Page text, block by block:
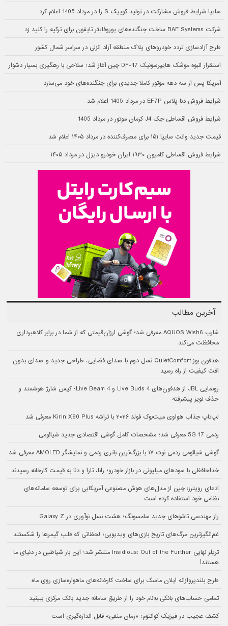
سایپا شرایط فروش مشارکت در تولید کوییک S را در مرداد 1405 اعلام کرد
شرکت BAE Systems ساخت جنگنده‌های یوروفایتر تایفون برای ترکیه را کلید زد
طرح آزادسازی تردد خودروهای پلاک منطقه آزاد انزلی در سراسر شمال کشور
استقرار انبوه موشک هایپرسونیک DF-17 چین آغاز شد؛ سلاحی با رهگیری بسیار دشوار
آمریکا پس از سه دهه موتور کاملا جدیدی برای جنگنده‌های خود می‌سازد
شرایط فروش دنا پلاس EF7P در مرداد 1405 اعلام شد
شرایط فروش اقساطی جک J4 کرمان موتور در مرداد 1405
قیمت جدید وانت سایپا ۱۵۱ برای مصرف‌کننده در مرداد ۱۴۰۵ اعلام شد
شرایط فروش اقساطی کامیون ۱۹۳۰ ایران خودرو دیزل در مرداد ۱۴۰۵
آخرین مطالب
شارپ AQUOS Wish6 معرفی شد؛ گوشی ارزان‌قیمتی که از شما در برابر کلاهبرداری
محافظت می‌کند
هدفون بوز QuietComfort نسل دوم با صدای فضایی، طراحی جدید و صدای بدون
افت کیفیت از راه رسید
رونمایی JBL از هدفون‌های Live Buds 4 و Live Beam 4؛ کیس شارژ هوشمند و
حذف نویز پیشرفته
لپ‌تاپ جذاب هواوی میت‌بوک فولد ۲۰۲۶ با تراشه Kirin X90 Plus معرفی شد
ردمی 17 5G معرفی شد؛ مشخصات کامل گوشی اقتصادی جدید شیائومی
گوشی شیائومی ردمی نوت ۱۷ با بزرگ‌ترین باتری ردمی و نمایشگر AMOLED معرفی شد
خداحافظی با سودهای میلیونی در بازار خودرو؛ رانا، تارا و دنا به قیمت کارخانه رسیدند
ادعای رویترز: چین از مدل‌های هوش مصنوعی آمریکایی برای توسعه سامانه‌های
نظامی خود استفاده کرده است
راز مهندسی تاشوهای جدید سامسونگ؛ هشت نسل نوآوری در Galaxy Z
غم‌انگیزترین مرگ‌های تاریخ بازی‌های ویدیویی؛ لحظاتی که قلب گیمرها را شکستند
تریلر نهایی Insidious: Out of the Further منتشر شد؛ این بار شیاطین در دنیای ما
هستند!
طرح بلندپروازانه ایلان ماسک برای ساخت کارخانه‌های ماهواره‌سازی روی ماه
تمامی حساب‌های بانکی به‌نام خود را از طریق سامانه جدید بانک مرکزی ببینید
کشف عجیب در فیزیک کوانتوم؛ «زمان منفی» قابل اندازه‌گیری است